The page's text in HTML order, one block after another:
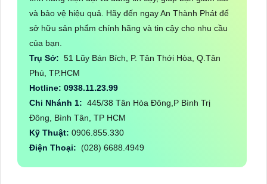
và bảo vệ hiệu quả. Hãy đến ngay An Thành Phát để
sở hữu sản phẩm chính hãng và tin cậy cho nhu cầu
của bạn.
Trụ Sở: 51 Lũy Bán Bích, P. Tân Thới Hòa, Q.Tân
Phú, TP.HCM
Hotline: 0938.11.23.99
Chi Nhánh 1: 445/38 Tân Hòa Đông,P Bình Trị
Đông, Bình Tân, TP HCM
Kỹ Thuật: 0906.855.330
Điện Thoại: (028) 6688.4949